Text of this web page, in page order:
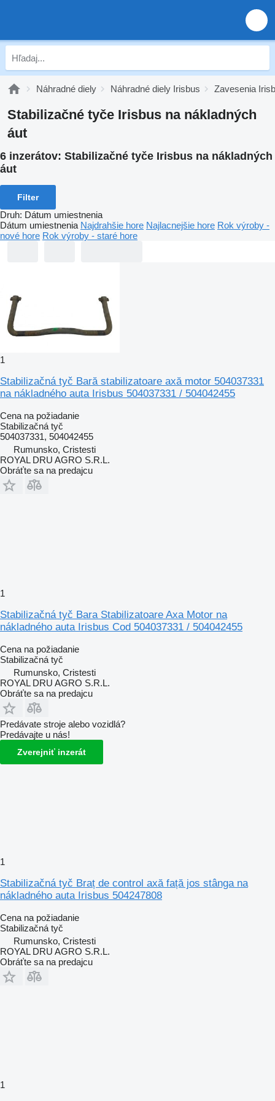
Náhradné diely Náhradné diely Irisbus Zavesenia
Stabilizačné tyče Irisbus na nákladných
áut
6 inzerátov: Stabilizačné tyče Irisbus na nákladných
áut
Filter
Druh: Dátum umiestnenia
Dátum umiestnenia Najdrahšie hore Najlacnejšie hore Rok výroby -
nové hore Rok výroby - staré hore
1
Stabilizačná tyč Bară stabilizatoare axă motor 504037331
na nákladného auta Irisbus 504037331 / 504042455
Cena na požiadanie
Stabilizačná tyč
504037331, 504042455
Rumunsko, Cristesti
ROYAL DRU AGRO S.R.L.
Obráťte sa na predajcu
1
Stabilizačná tyč Bara Stabilizatoare Axa Motor na
nákladného auta Irisbus Cod 504037331 / 504042455
Cena na požiadanie
Stabilizačná tyč
Rumunsko, Cristesti
ROYAL DRU AGRO S.R.L.
Obráťte sa na predajcu
Predávate stroje alebo vozidlá?
Predávajte u nás!
Zverejniť inzerát
1
Stabilizačná tyč Braț de control axă față jos stânga na
nákladného auta Irisbus 504247808
Cena na požiadanie
Stabilizačná tyč
Rumunsko, Cristesti
ROYAL DRU AGRO S.R.L.
Obráťte sa na predajcu
1